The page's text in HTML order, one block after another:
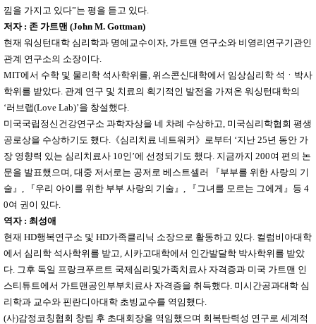
낌을 가지고 있다”는 평을 듣고 있다.
저자 : 존 가트맨 (John M. Gottman)
현재 워싱턴대학 심리학과 명예교수이자, 가트맨 연구소와 비영리연구기관인
관계 연구소의 소장이다.
MIT에서 수학 및 물리학 석사학위를, 위스콘신대학에서 임상심리학 석 ㆍ 박사
학위를 받았다. 관계 연구 및 치료의 획기적인 발전을 가져온 워싱턴대학의
‘러브랩(Love Lab)’을 창설했다.
미국국립정신건강연구소 과학자상을 네 차례 수상하고, 미국심리학협회 평생
공로상을 수상하기도 했다. 《심리치료 네트워커 》 로부터 ‘지난 25년 동안 가
장 영향력 있는 심리치료사 10인 ’에 선정되기도 했다. 지금까지 200여 편의 논
문을 발표했으며, 대중 저서로는 공저로 베스트셀러 『부부를 위한 사랑의 기
술』 , 『우리 아이를 위한 부부 사랑의 기술』 , 『그녀를 모르는 그에게 』 등 4
0여 권이 있다.
역자 : 최성애
현재 HD행복연구소 및 HD가족클리닉 소장으로 활동하고 있다. 컬럼비아대학
에서 심리학 석사학위를 받고, 시카고대학에서 인간발달학 박사학위를 받았
다. 그후 독일 프랑크푸르트 국제심리및가족치료사 자격증과 미국 가트맨 인
스티튜트에서 가트맨공인부부치료사 자격증을 취득했다. 미시간공과대학 심
리학과 교수와 핀란디아대학 초빙교수를 역임했다.
(사)감정코칭협회 창립 후 초대회장을 역임했으며 회복탄력성 연구로 세계적